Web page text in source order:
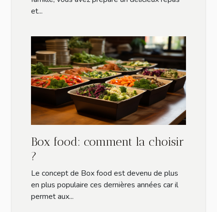
et...
Box food: comment la choisir
?
Le concept de Box food est devenu de plus
en plus populaire ces dernières années car il
permet aux...